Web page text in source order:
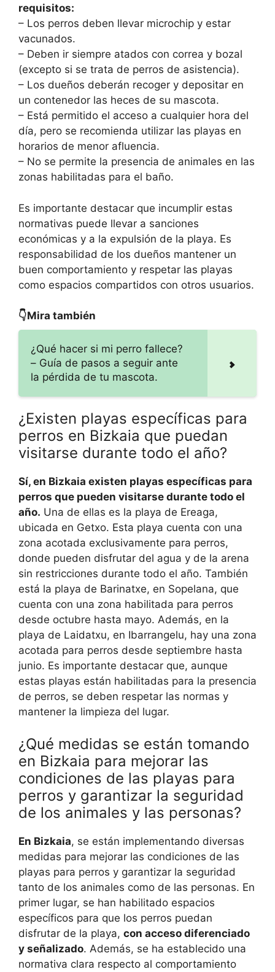
requisitos:
– Los perros deben llevar microchip y estar
vacunados.
– Deben ir siempre atados con correa y bozal
(excepto si se trata de perros de asistencia).
– Los dueños deberán recoger y depositar en
un contenedor las heces de su mascota.
– Está permitido el acceso a cualquier hora del
día, pero se recomienda utilizar las playas en
horarios de menor afluencia.
– No se permite la presencia de animales en las
zonas habilitadas para el baño.
Es importante destacar que incumplir estas
normativas puede llevar a sanciones
económicas y a la expulsión de la playa. Es
responsabilidad de los dueños mantener un
buen comportamiento y respetar las playas
como espacios compartidos con otros usuarios.
👇Mira también
¿Qué hacer si mi perro fallece?
– Guía de pasos a seguir ante
la pérdida de tu mascota.
¿Existen playas específicas para
perros en Bizkaia que puedan
visitarse durante todo el año?
Sí, en Bizkaia existen playas específicas para
perros que pueden visitarse durante todo el
año. Una de ellas es la playa de Ereaga,
ubicada en Getxo. Esta playa cuenta con una
zona acotada exclusivamente para perros,
donde pueden disfrutar del agua y de la arena
sin restricciones durante todo el año. También
está la playa de Barinatxe, en Sopelana, que
cuenta con una zona habilitada para perros
desde octubre hasta mayo. Además, en la
playa de Laidatxu, en Ibarrangelu, hay una zona
acotada para perros desde septiembre hasta
junio. Es importante destacar que, aunque
estas playas están habilitadas para la presencia
de perros, se deben respetar las normas y
mantener la limpieza del lugar.
¿Qué medidas se están tomando
en Bizkaia para mejorar las
condiciones de las playas para
perros y garantizar la seguridad
de los animales y las personas?
En Bizkaia, se están implementando diversas
medidas para mejorar las condiciones de las
playas para perros y garantizar la seguridad
tanto de los animales como de las personas. En
primer lugar, se han habilitado espacios
específicos para que los perros puedan
disfrutar de la playa, con acceso diferenciado
y señalizado. Además, se ha establecido una
normativa clara respecto al comportamiento